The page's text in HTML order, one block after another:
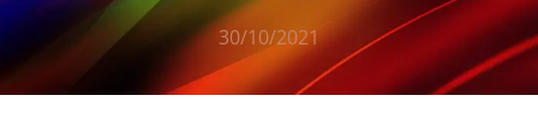
30/10/2021